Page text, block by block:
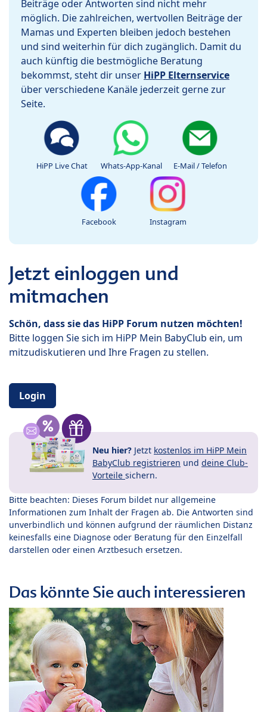
Beiträge oder Antworten sind nicht mehr
möglich. Die zahlreichen, wertvollen Beiträge der
Mamas und Experten bleiben jedoch bestehen
und sind weiterhin für dich zugänglich. Damit du
auch künftig die bestmögliche Beratung
bekommst, steht dir unser HiPP Elternservice
über verschiedene Kanäle jederzeit gerne zur
Seite.
HiPP Live Chat Whats-App-Kanal E-Mail / Telefon
Facebook Instagram
Jetzt einloggen und
mitmachen
Schön, dass sie das HiPP Forum nutzen möchten!
Bitte loggen Sie sich im HiPP Mein BabyClub ein, um
mitzudiskutieren und Ihre Fragen zu stellen.
Login
Neu hier? Jetzt kostenlos im HiPP Mein
BabyClub registrieren und deine Club-
Vorteile sichern.
Bitte beachten: Dieses Forum bildet nur allgemeine
Informationen zum Inhalt der Fragen ab. Die Antworten sind
unverbindlich und können aufgrund der räumlichen Distanz
keinesfalls eine Diagnose oder Beratung für den Einzelfall
darstellen oder einen Arztbesuch ersetzen.
Das könnte Sie auch interessieren